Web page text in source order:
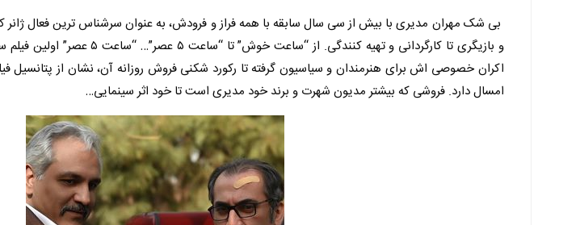
بی شک مهران مدیری با بیش از سی سال سابقه با همه فراز و فرودش، به عنوان سرشناس ترین فعال ژانر
و بازیگری تا کارگردانی و تهیه کنندگی.
اکران خصوصی اش برای هنرمندان و سیاسیون گرفته تا رکورد شکنی فروش روزانه آن، نشان از پتانسیل
امسال دارد. فروشی که بیشتر مدیون شهرت و برند خود مدیری است تا خود اثر سینمایی…